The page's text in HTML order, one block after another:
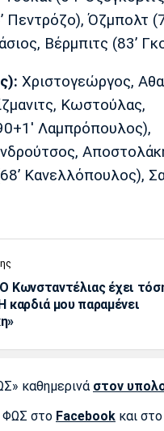
Πεντρόζο), Όζμπολτ
Βέρμπιτς (83’
Χριστογεώργος,
Κωστούλας,
Λαμπρόπουλος),
Κανελλόπουλος),
Κωνσταντέλιας έχει
καρδιά μου παραμένει
καθημερινά στον
ΦΩΣ στο Facebook και στο